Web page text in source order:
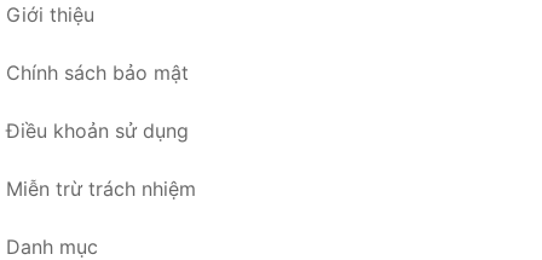
Giới thiệu
Chính sách bảo mật
Điều khoản sử dụng
Miễn trừ trách nhiệm
Danh mục